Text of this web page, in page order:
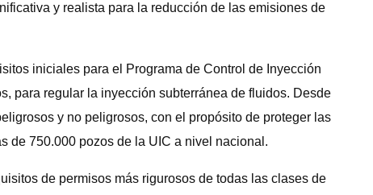
y realista para la reducción de las emisiones de
iniciales para el Programa de Control de Inyección
para regular la inyección subterránea de fluidos. Desde
y no peligrosos, con el propósito de proteger las
de 750.000 pozos de la UIC a nivel nacional.
de permisos más rigurosos de todas las clases de